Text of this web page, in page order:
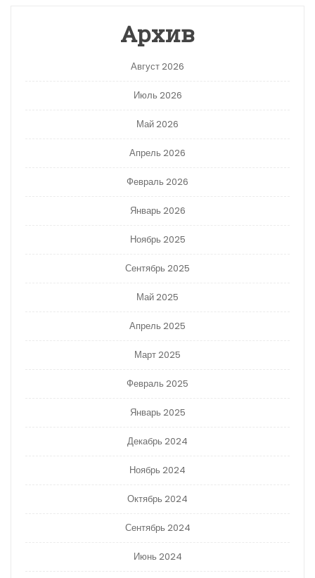
Архив
Август 2026
Июль 2026
Май 2026
Апрель 2026
Февраль 2026
Январь 2026
Ноябрь 2025
Сентябрь 2025
Май 2025
Апрель 2025
Март 2025
Февраль 2025
Январь 2025
Декабрь 2024
Ноябрь 2024
Октябрь 2024
Сентябрь 2024
Июнь 2024